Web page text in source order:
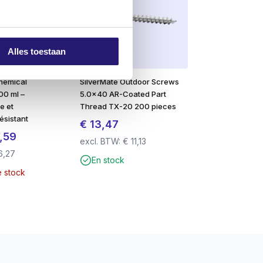
Alles toestaan
ml –
et
actuel
stock
SilverMate Outdoor Screws
5.0×40 AR-Coated Part
Thread TX-20 200 pieces
€ 13,47
excl. BTW: € 11,13
En stock